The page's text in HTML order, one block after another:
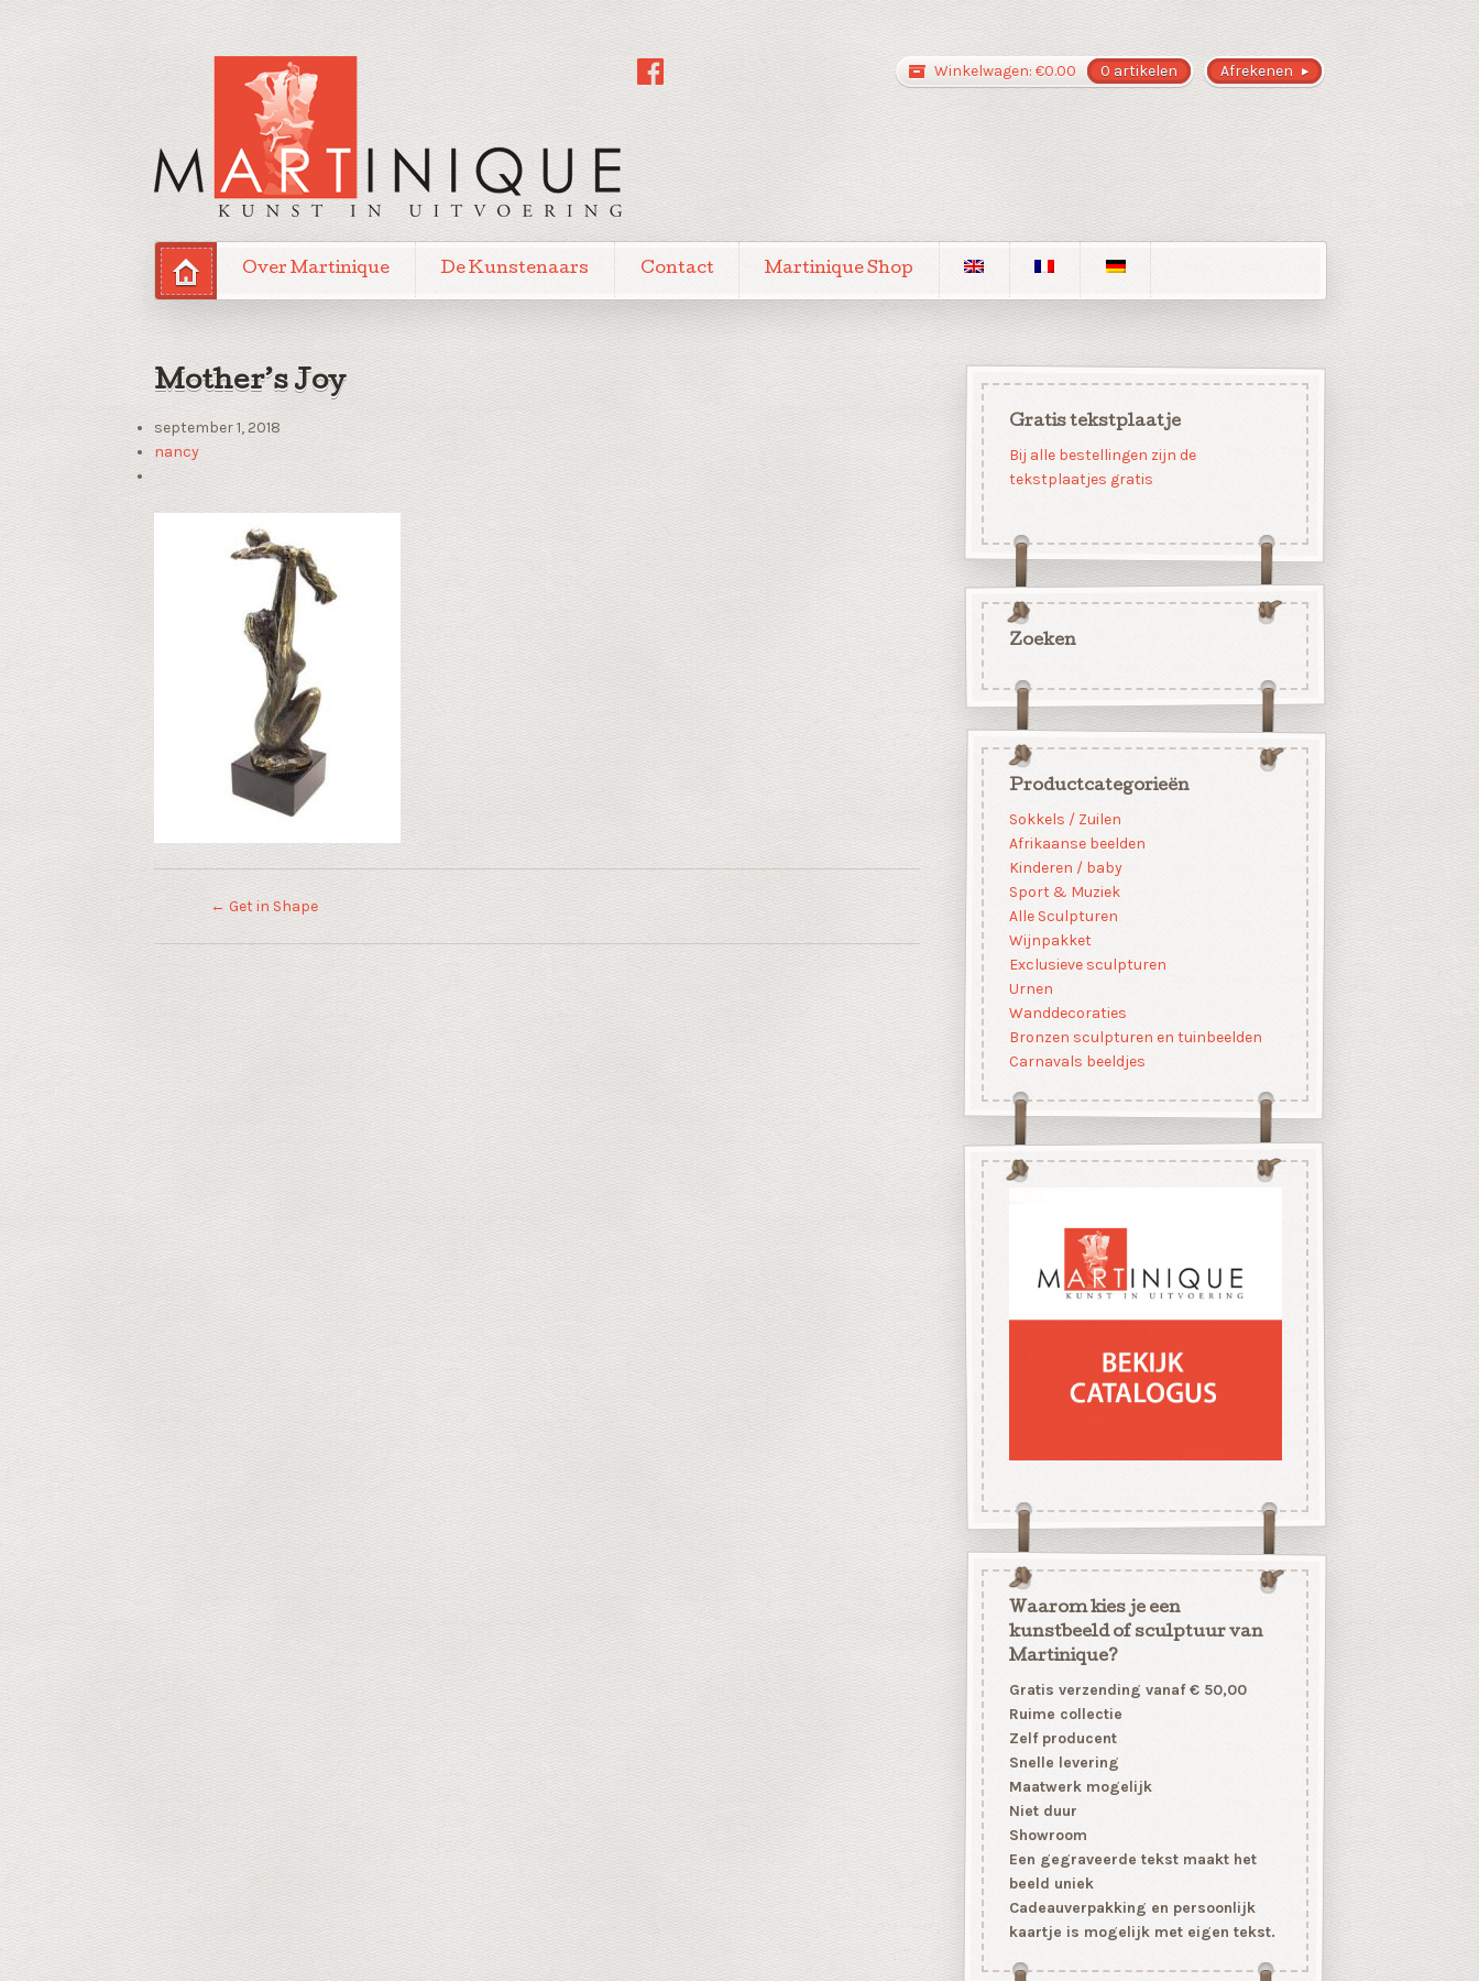
Afrekenen
Winkelwagen: €0.00 0 artikelen
Over Martinique De Kunstenaars Contact Martinique Shop
Mother’s Joy
september 1, 2018
nancy
← Get in Shape
Gratis tekstplaatje
Bij alle bestellingen zijn de
tekstplaatjes gratis
Zoeken
Productcategorieën
Sokkels / Zuilen
Afrikaanse beelden
Kinderen / baby
Sport & Muziek
Alle Sculpturen
Wijnpakket
Exclusieve sculpturen
Urnen
Wanddecoraties
Bronzen sculpturen en tuinbeelden
Carnavals beeldjes
Waarom kies je een
kunstbeeld of sculptuur van
Martinique?
Gratis verzending vanaf € 50,00
Ruime collectie
Zelf producent
Snelle levering
Maatwerk mogelijk
Niet duur
Showroom
Een gegraveerde tekst maakt het
beeld uniek
Cadeauverpakking en persoonlijk
kaartje is mogelijk met eigen tekst.